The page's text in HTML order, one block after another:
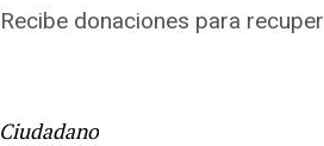
donaciones para